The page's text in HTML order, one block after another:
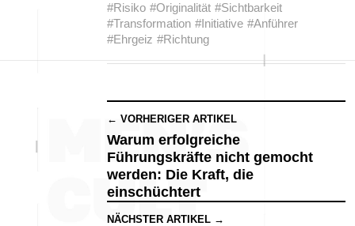
#Risiko #Originalität #Sichtbarkeit
#Transformation #Initiative #Anführer
#Ehrgeiz #Richtung
← VORHERIGER ARTIKEL
Warum erfolgreiche
Führungskräfte nicht gemocht
werden: Die Kraft, die
einschüchtert
NÄCHSTER ARTIKEL →